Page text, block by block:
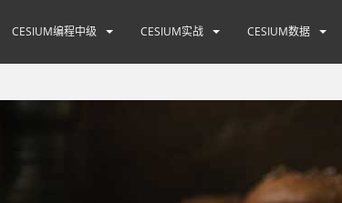
CESIUM编程中级 CESIUM实战 CESIUM数据